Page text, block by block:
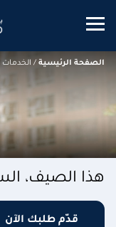
Mobile menu
الصفحة الرئيسية / الخدمات
هذا الصيف،
قدّم طلبك الآن